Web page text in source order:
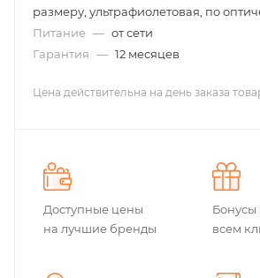
размеру, ультрафиолетовая, по
Питание — от сети
Гарантия — 12 месяцев
Цена действительна на день заказа
Доступные цены
на лучшие бренды
Бонусы
всем